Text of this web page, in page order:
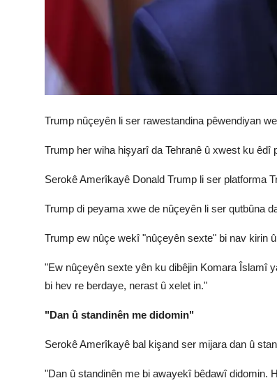
Trump nûçeyên li ser rawestandina pêwendiyan
Trump her wiha hişyarî da Tehranê û xwest ku êdî
Serokê Amerîkayê Donald Trump li ser platforma
Trump di peyama xwe de nûçeyên li ser qutbûna
Trump ew nûçe wekî "nûçeyên sexte" bi nav kirin
"Ew nûçeyên sexte yên ku dibêjin Komara Îslamî
bi hev re berdaye, nerast û xelet in."
"Dan û standinên me didomin"
Serokê Amerîkayê bal kişand ser mijara dan û
"Dan û standinên me bi awayekî bêdawî didomin.